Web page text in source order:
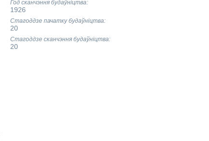
Год сканчэння будаўніцтва
1926
Стагоддзе пачатку будаўніцтва
20
Стагоддзе сканчэння будаўніцтва
20